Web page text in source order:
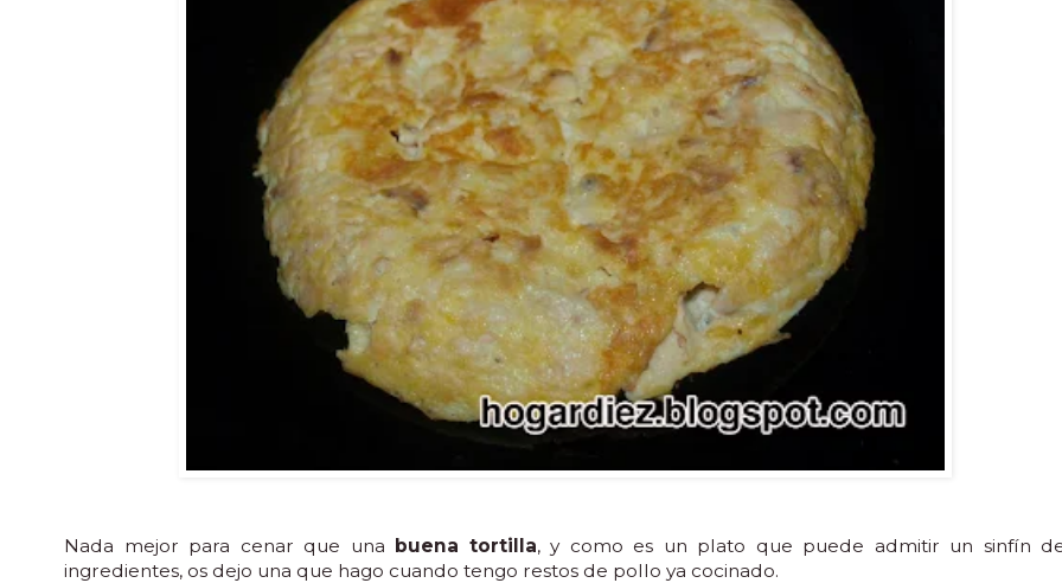
Nada mejor para cenar que una buena tortilla, y como es un plato que puede admitir un sinfín
ingredientes, os dejo una que hago cuando tengo restos de pollo ya cocinado.